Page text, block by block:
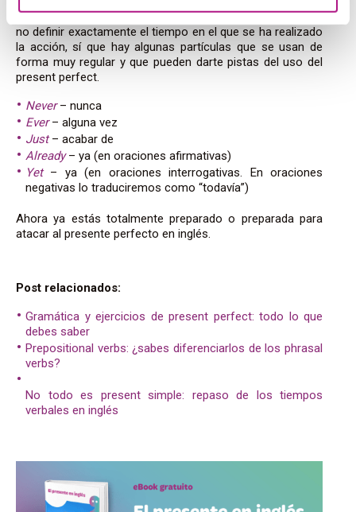
Aunque el presente perfecto en inglés se caracteriza por
no definir exactamente el tiempo en el que se ha realizado
la acción, sí que hay algunas partículas que se usan de
forma muy regular y que pueden darte pistas del uso del
present perfect.
Never– nunca
Ever– alguna vez
Just– acabar de
Already– ya (en oraciones afirmativas)
Yet – ya (en oraciones interrogativas. En oraciones
negativas lo traduciremos como “todavía”)
Ahora ya estás totalmente preparado o preparada para
atacar al presente perfecto en inglés.
Post relacionados:
Gramática y ejercicios de present perfect: todo lo que
debes saber
Prepositional verbs: ¿sabes diferenciarlos de los phrasal
verbs?
No todo es present simple: repaso de los tiempos
verbales en inglés